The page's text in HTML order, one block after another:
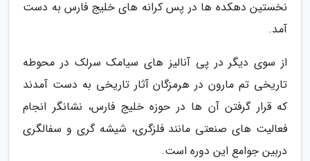
نخستین دهکده ها در پس کرانه های خلیج فارس به دست
آمد.
از سوی دیگر در پی آنالیز های سیامک سرلک در محوطه
تاریخی تم مارون در هرمزگان آثار تاریخی به دست آمدند
که قرار گرفتن آن ها در حوزه خلیج فارس، نشانگر انجام
فعالیت های صنعتی مانند فلزگری، شیشه گری و سفالگری
دربین جوامع این دوره است.